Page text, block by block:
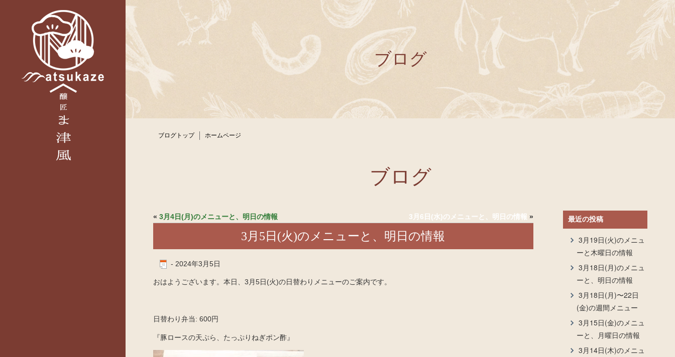
ブログ
ブログトップ ホームページ
ブログ
« 3月4日(月)のメニューと、明日の情報 3月6日(水)のメニューと、明日の情報 »
3月5日(火)のメニューと、明日の情報
- 2024年3月5日
おはようございます。本日、3月5日(火)の日替わりメニューのご案内です。
日替わり弁当: 600円
『豚ロースの天ぷら、たっぷりねぎポン酢』
最近の投稿
3月19日(火)のメニュ
ーと木曜日の情報
3月18日(月)のメニュ
ーと、明日の情報
3月18日(月)〜22日
(金)の週間メニュー
3月15日(金)のメニュ
ーと、月曜日の情報
3月14日(木)のメニュ